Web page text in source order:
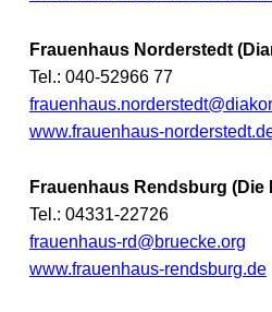
Frauenhaus Norderstedt
Tel.: 040-52966 77
www.frauenhaus-
Frauenhaus Rendsburg (Die
Tel.: 04331-22726
frauenhaus-rd@bruecke.org
www.frauenhaus-rendsburg.de